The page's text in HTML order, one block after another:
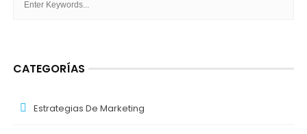
CATEGORÍAS
Estrategias De Marketing